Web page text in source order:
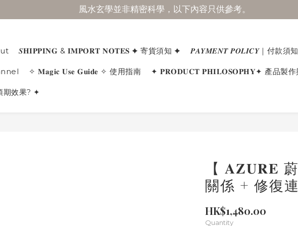
𝑺𝐇𝐈𝐏𝐏𝐈𝐍𝐆 & 𝐈𝐌𝐏𝐎𝐑𝐓 𝐍𝐎𝐓𝐄𝐒 ✦ 寄貨須知 ✦ 𝑷𝑨𝒀𝑴𝑬𝑵𝑻 𝑷𝑶𝑳𝑰𝑪𝒀｜付款須知
✧ 𝐌𝐚𝐠𝐢𝐜 𝐔𝐬𝐞 𝐆𝐮𝐢𝐝𝐞 ✧ 使用指南 ✦ 𝐏𝐑𝐎𝐃𝐔𝐂𝐓 𝐏𝐇𝐈𝐋𝐎𝐒𝐎𝐏𝐇𝐘✦ 產品製作
期效果? ✦
【 𝐀𝐙𝐔𝐑𝐄
關係 + 修復
HK$1,480.00
Quantity
風水玄學並非精密科學，以下內容只供參考。